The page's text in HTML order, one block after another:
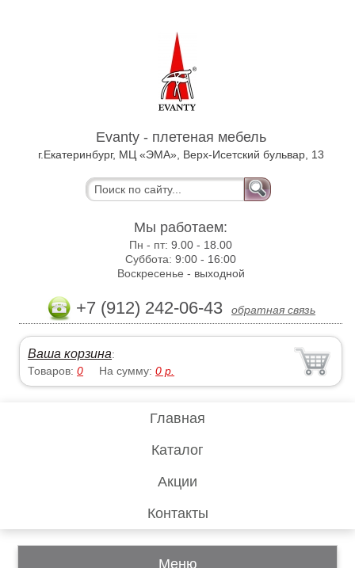
Evanty - плетеная мебель
г.Екатеринбург, МЦ «ЭМА», Верх-Исетский бульвар, 13
Мы работаем:
Пн - пт:9.00 - 18.00
Суббота:9:00 - 16:00
Воскресенье - выходной
+7 (912) 242-06-43 обратная связь
Ваша корзина:
Товаров:0 На сумму:0 р.
Главная
Каталог
Акции
Контакты
Меню